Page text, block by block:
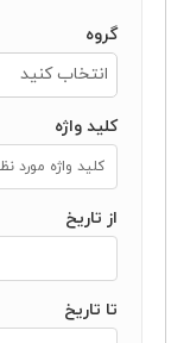
گروه
انتخاب کنید
کلید واژه
از تاریخ
تا تاریخ